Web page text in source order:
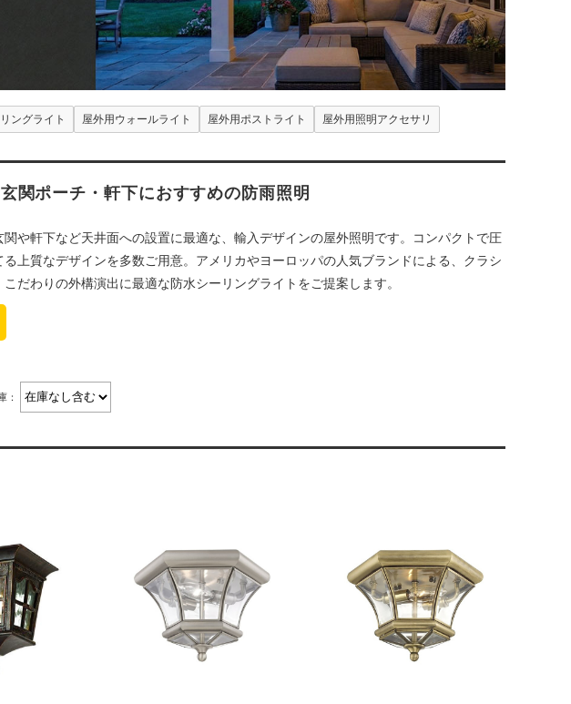
ングライト 屋外用ウォールライト 屋外用ポストライト 屋外用照明アクセサリ
関ポーチ・軒下におすすめの防雨照明
や軒下など天井面への設置に最適な、輸入デザインの屋外照明です。コンパクトで圧
上質なデザインを多数ご用意。アメリカやヨーロッパの人気ブランドによる、クラシ
だわりの外構演出に最適な防水シーリングライトをご提案します。
：